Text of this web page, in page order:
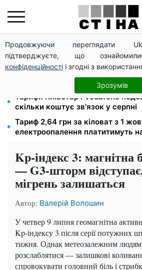
Продовжуючи переглядати
підтверджуєте, що
конфіденційності і згодні з
Зрозумів
Тариф на воду злетить до 124,89
водоканали готують подвійне
Найнебезпечніший день — 12
змінить долю: місячний
Тарифи Київстар і Vodafone
скільки коштує зв'язок у серпні
Тариф 2,64 грн за кіловат з 1
електроопалення платитимуть
Kp-індекс 3: магнітна
— G3-шторм
мігрень залишаться
Автор: Валерій Волошин
У четвер 9 липня геомагнітна
Kp-індексу 3 після серії потужних
тижня. Однак метеозалежним
розслаблятися — залишкові
спровокувати головний біль і